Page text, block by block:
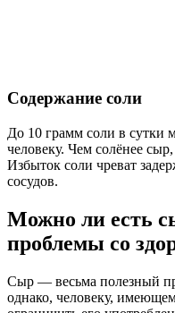
Содержание соли
До 10 грамм соли в сутки
человеку. Чем солёнее
Избыток соли чреват
сосудов.
Можно ли есть
проблемы со
Сыр — весьма полезный
однако, человеку,